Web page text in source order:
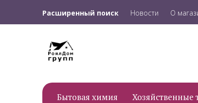
Расширенный поиск Новости О
Бытовая химия Хозяйственные